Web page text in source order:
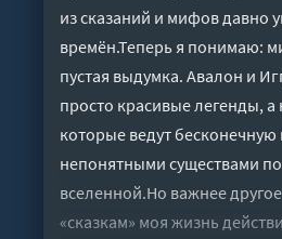
из сказаний и мифов давно
времён.Теперь я понимаю:
пустая выдумка. Авалон и
просто красивые легенды, а
которые ведут бесконечную
непонятными существами
вселенной.Но важнее
«сказкам» моя жизнь